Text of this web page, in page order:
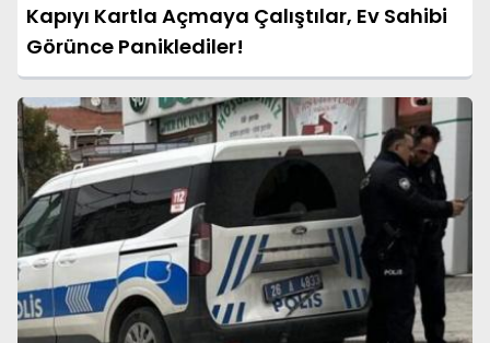
Kapıyı Kartla Açmaya Çalıştılar, Ev Sahibi
Görünce Paniklediler!